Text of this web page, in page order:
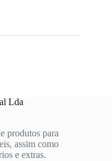
Lda
produtos para
assim como
e extras.